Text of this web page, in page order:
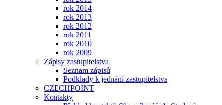
rok 2014
rok 2013
rok 2012
rok 2011
rok 2010
rok 2009
Zápisy zastupitelstva
Seznam zápisů
Podklady k jednání zastupitelstva
CZECHPOINT
Kontakty